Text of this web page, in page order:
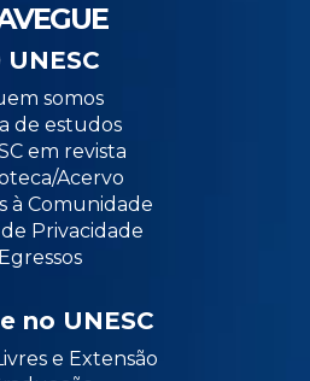
UNESC
somos
de estudos
em revista
Acervo
à Comunidade
Privacidade
Egressos
no UNESC
e Extensão